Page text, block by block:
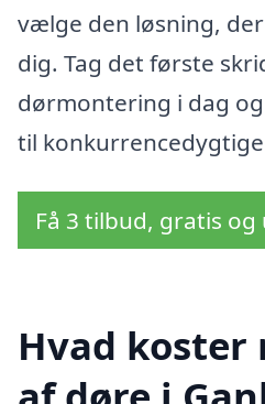
vælge den løsning,
dig. Tag det første
dørmontering i dag
til
Få 3 tilbud, gratis
Hvad